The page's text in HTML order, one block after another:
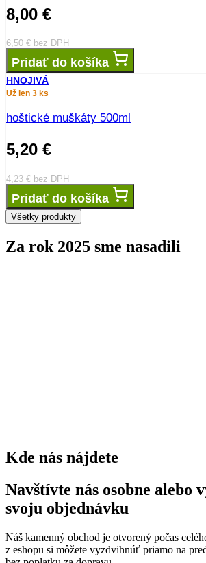
8,00 €
6,50 € bez DPH
Pridať do košíka
HNOJIVÁ
Už len 3 ks
hoštické muškáty 500ml
5,20 €
4,23 € bez DPH
Pridať do košíka
Všetky produkty
Za rok 2025 sme nasadili
Kde nás nájdete
Navštívte nás osobne alebo
svoju objednávku
Náš kamenný obchod je otvorený počas
z eshopu si môžete vyzdvihnúť priamo na